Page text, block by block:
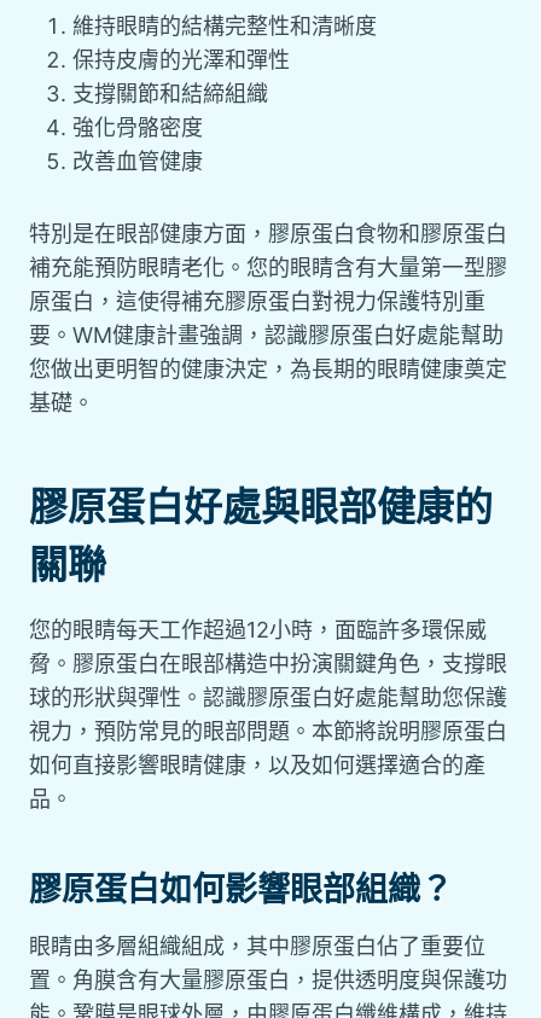
維持眼睛的結構完整性和清晰度
保持皮膚的光澤和彈性
支撐關節和結締組織
強化骨骼密度
改善血管健康
特別是在眼部健康方面，膠原蛋白食物和膠原蛋白
補充能預防眼睛老化。您的眼睛含有大量第一型膠
原蛋白，這使得補充膠原蛋白對視力保護特別重
要。WM健康計畫強調，認識膠原蛋白好處能幫助
您做出更明智的健康決定，為長期的眼睛健康奠定
基礎。
膠原蛋白好處與眼部健康的
關聯
您的眼睛每天工作超過12小時，面臨許多環保威
脅。膠原蛋白在眼部構造中扮演關鍵角色，支撐眼
球的形狀與彈性。認識膠原蛋白好處能幫助您保護
視力，預防常見的眼部問題。本節將說明膠原蛋白
如何直接影響眼睛健康，以及如何選擇適合的產
品。
膠原蛋白如何影響眼部組織？
眼睛由多層組織組成，其中膠原蛋白佔了重要位
置。角膜含有大量膠原蛋白，提供透明度與保護功